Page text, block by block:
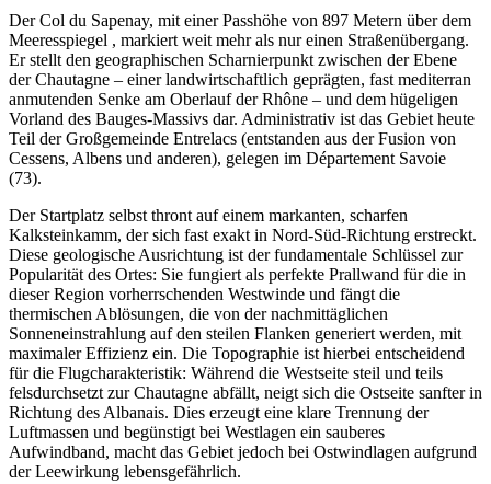
Der Col du Sapenay, mit einer Passhöhe von 897 Metern über dem
Meeresspiegel , markiert weit mehr als nur einen Straßenübergang.
Er stellt den geographischen Scharnierpunkt zwischen der Ebene
der Chautagne – einer landwirtschaftlich geprägten, fast mediterran
anmutenden Senke am Oberlauf der Rhône – und dem hügeligen
Vorland des Bauges-Massivs dar. Administrativ ist das Gebiet heute
Teil der Großgemeinde Entrelacs (entstanden aus der Fusion von
Cessens, Albens und anderen), gelegen im Département Savoie
(73).
Der Startplatz selbst thront auf einem markanten, scharfen
Kalksteinkamm, der sich fast exakt in Nord-Süd-Richtung erstreckt.
Diese geologische Ausrichtung ist der fundamentale Schlüssel zur
Popularität des Ortes: Sie fungiert als perfekte Prallwand für die in
dieser Region vorherrschenden Westwinde und fängt die
thermischen Ablösungen, die von der nachmittäglichen
Sonneneinstrahlung auf den steilen Flanken generiert werden, mit
maximaler Effizienz ein. Die Topographie ist hierbei entscheidend
für die Flugcharakteristik: Während die Westseite steil und teils
felsdurchsetzt zur Chautagne abfällt, neigt sich die Ostseite sanfter in
Richtung des Albanais. Dies erzeugt eine klare Trennung der
Luftmassen und begünstigt bei Westlagen ein sauberes
Aufwindband, macht das Gebiet jedoch bei Ostwindlagen aufgrund
der Leewirkung lebensgefährlich.